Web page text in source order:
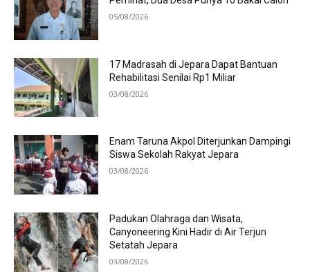
05/08/2026
17 Madrasah di Jepara Dapat Bantuan
Rehabilitasi Senilai Rp1 Miliar
03/08/2026
Enam Taruna Akpol Diterjunkan Dampingi
Siswa Sekolah Rakyat Jepara
03/08/2026
Padukan Olahraga dan Wisata,
Canyoneering Kini Hadir di Air Terjun
Setatah Jepara
03/08/2026